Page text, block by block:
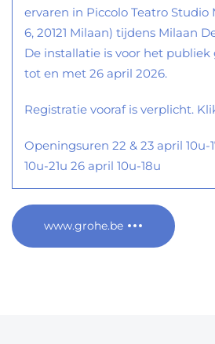
ervaren in Piccolo Teatro Studio
6, 20121 Milaan) tijdens Milaan
De installatie is voor het publiek
tot en met 26 april 2026.
Registratie vooraf is verplicht.
Openingsuren 22 & 23 april 10u-
10u-21u 26 april 10u-18u
www.grohe.be